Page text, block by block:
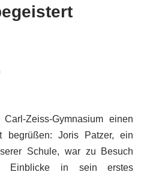
Zeiss-Gymnasium einen
begrüßen: Joris Patzer, ein
Schule, war zu Besuch
Einblicke in sein erstes